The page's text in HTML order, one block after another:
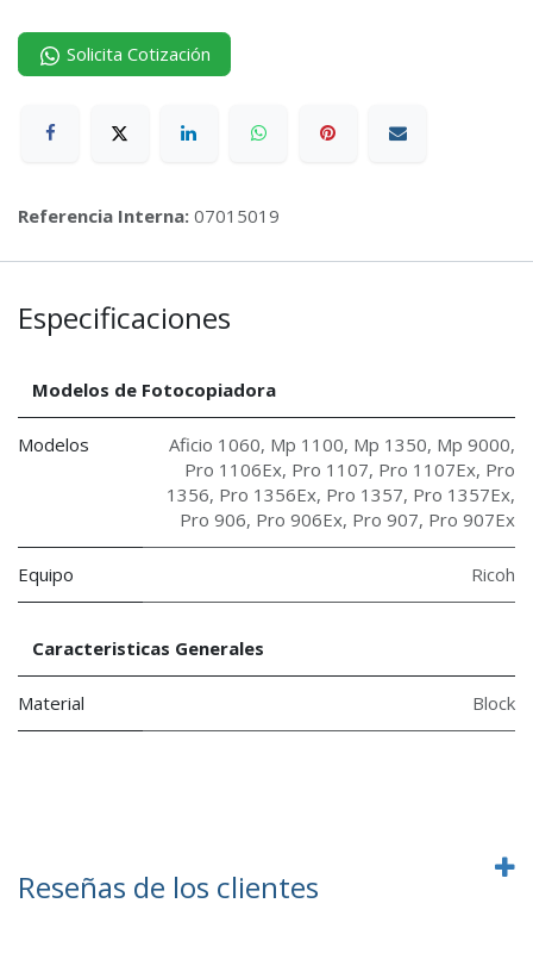
Solicita Cotización
Referencia Interna: 07015019
Especificaciones
Modelos de Fotocopiadora
Modelos Aficio 1060, Mp 1100, Mp 1350, Mp 9000,
Pro 1106Ex, Pro 1107, Pro 1107Ex, Pro
1356, Pro 1356Ex, Pro 1357, Pro 1357Ex,
Pro 906, Pro 906Ex, Pro 907, Pro 907Ex
Equipo Ricoh
Caracteristicas Generales
Material Block
Reseñas de los clientes